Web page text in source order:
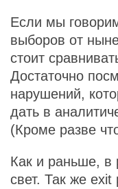
Если мы
выборов от
стоит
Достаточно
нарушений,
дать в
(Кроме разве
Как и раньше, в
свет. Так же exit